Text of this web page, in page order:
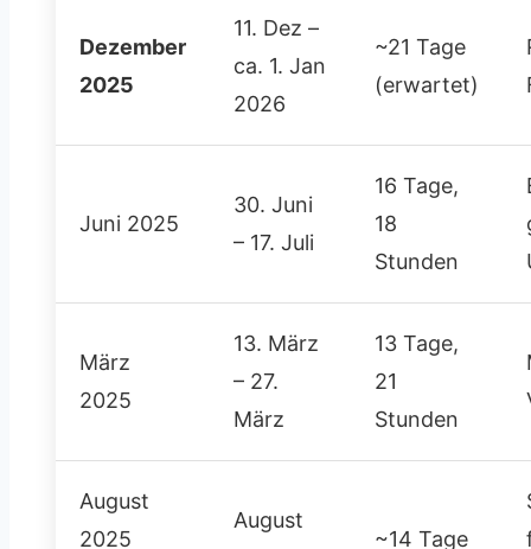
Dezember
2025
11. Dez –
ca. 1. Jan
2026
~21 Tage
(erwartet)
Juni 2025
30. Juni
– 17. Juli
16 Tage,
18
Stunden
März
2025
13. März
– 27.
März
13 Tage,
21
Stunden
August
2025
August
~14 Tage